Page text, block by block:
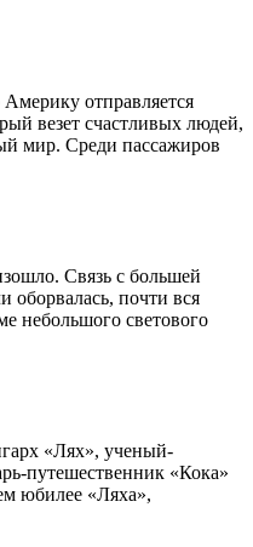
отправляется
везет счастливых людей,
мир. Среди пассажиров
Связь с большей
оборвалась, почти вся
небольшого светового
«Лях», ученый-
путешественник «Кока»
юбилее «Ляха»,